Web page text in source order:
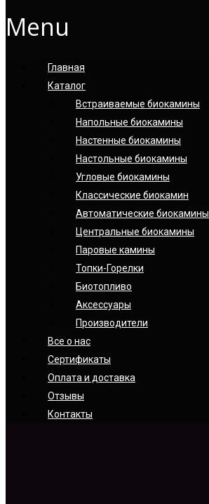
Menu
Главная
Каталог
Встраиваемые биокамины
Напольные биокамины
Настенные биокамины
Настoльные биокамины
Угловые биокамины
Классические биокамин
Автоматические биокамины
Центральные биокамины
Паровые камины
Топки-Горелки
Биотопливо
Аксессуары
Производители
Все о нас
Сертификаты
Оплата и доставка
Отзывы
Контакты